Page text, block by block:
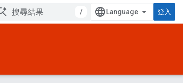
/ 登入